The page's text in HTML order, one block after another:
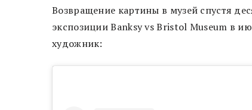
Возвращение картины в музей спустя
экспозиции Banksy vs Bristol Museum в
художник: